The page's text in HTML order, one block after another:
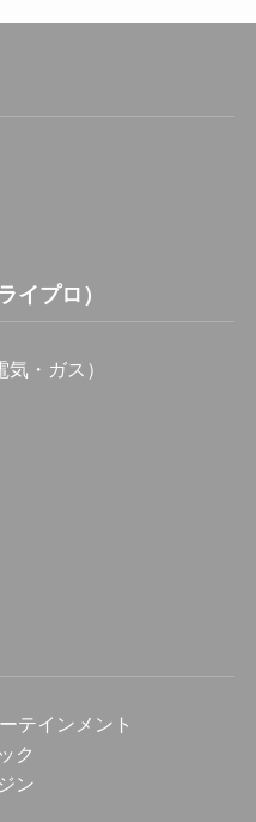
イプロ）
・ガス）
テインメント
ク
ン